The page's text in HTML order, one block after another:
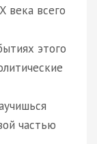
века всего
этого
частью